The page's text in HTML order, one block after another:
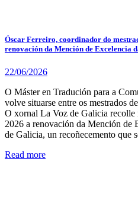
Óscar Ferreiro, coordinador do
renovación da Mención de Excelencia
22/06/2026
O Máster en Tradución para a
volve situarse entre os mestrados
O xornal La Voz de Galicia recolle
2026 a renovación da Mención de
de Galicia, un recoñecemento que
Read more